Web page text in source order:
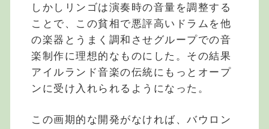
しかしリンゴは演奏時の音量を調整する
ことで、この貧相で悪評高いドラムを他
の楽器とうまく調和させグループでの音
楽制作に理想的なものにした。その結果
アイルランド音楽の伝統にもっとオープ
ンに受け入れられるようになった。
この画期的な開発がなければ、バウロン